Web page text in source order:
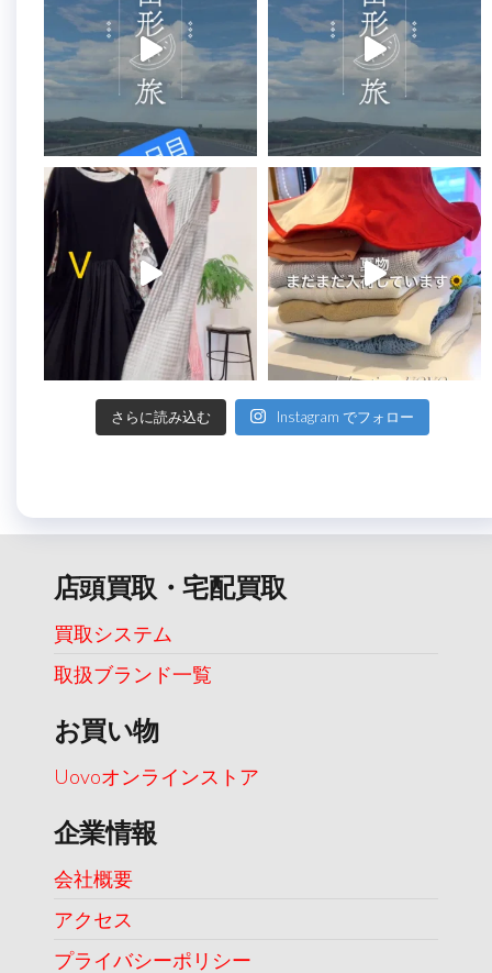
さらに読み込む Instagram でフォロー
店頭買取・宅配買取
買取システム
取扱ブランド一覧
お買い物
Uovoオンラインストア
企業情報
会社概要
アクセス
プライバシーポリシー